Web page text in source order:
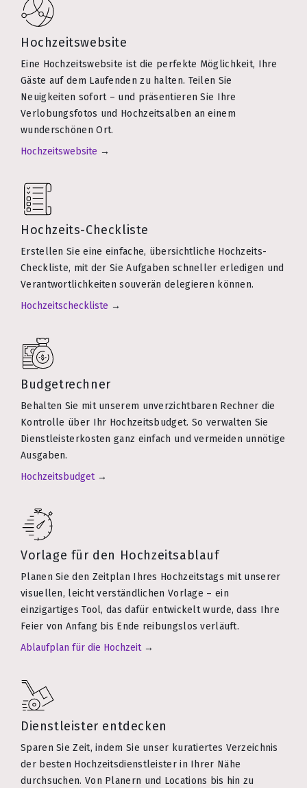
Hochzeitswebsite
Eine Hochzeitswebsite ist die perfekte Möglichkeit, Ihre
Gäste auf dem Laufenden zu halten. Teilen Sie
Neuigkeiten sofort – und präsentieren Sie Ihre
Verlobungsfotos und Hochzeitsalben an einem
wunderschönen Ort.
Hochzeitswebsite →
Hochzeits-Checkliste
Erstellen Sie eine einfache, übersichtliche Hochzeits-
Checkliste, mit der Sie Aufgaben schneller erledigen und
Verantwortlichkeiten souverän delegieren können.
Hochzeitscheckliste →
Budgetrechner
Behalten Sie mit unserem unverzichtbaren Rechner die
Kontrolle über Ihr Hochzeitsbudget. So verwalten Sie
Dienstleisterkosten ganz einfach und vermeiden unnötige
Ausgaben.
Hochzeitsbudget →
Vorlage für den Hochzeitsablauf
Planen Sie den Zeitplan Ihres Hochzeitstags mit unserer
visuellen, leicht verständlichen Vorlage – ein
einzigartiges Tool, das dafür entwickelt wurde, dass Ihre
Feier von Anfang bis Ende reibungslos verläuft.
Ablaufplan für die Hochzeit →
Dienstleister entdecken
Sparen Sie Zeit, indem Sie unser kuratiertes Verzeichnis
der besten Hochzeitsdienstleister in Ihrer Nähe
durchsuchen. Von Planern und Locations bis hin zu